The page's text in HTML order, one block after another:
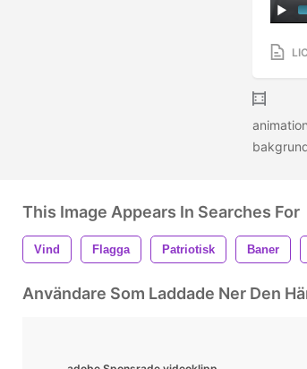
This Image Appears In Searches For
Vind Flagga Patriotisk Baner
Användare Som Laddade Ner Den